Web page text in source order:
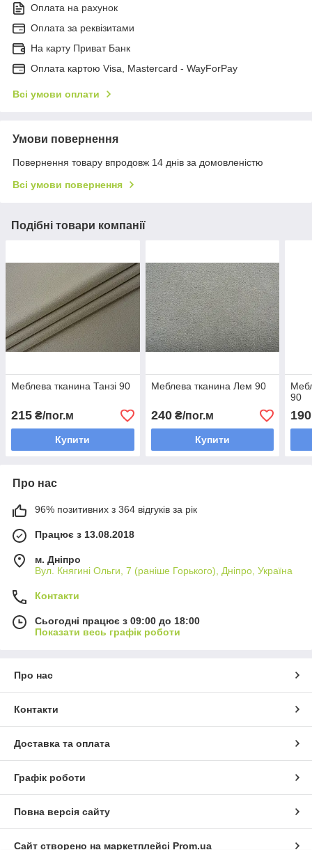
Оплата на рахунок
Оплата за реквізитами
На карту Приват Банк
Оплата картою Visa, Mastercard - WayForPay
Всі умови оплати
Умови повернення
Повернення товару впродовж 14 днів за домовленістю
Всі умови повернення
Подібні товари компанії
Меблева тканина Танзі 90
215 ₴/пог.м
Купити
Меблева тканина Лем 90
240₴/пог.м
Купити
90
190
Про нас
96% позитивних з 364 відгуків за рік
Працює з 13.08.2018
м. Дніпро
Вул. Княгині Ольги, 7 (раніше Горького), Дніпро, Україна
Контакти
Сьогодні працює з 09:00 до 18:00
Показати весь графік роботи
Про нас
Контакти
Доставка та оплата
Графік роботи
Повна версія сайту
Сайт створено на маркетплейсі Prom.ua